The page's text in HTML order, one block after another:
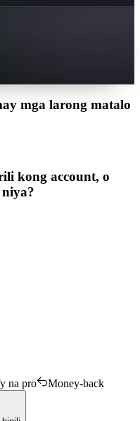
mga larong matalo
kong account, o
na pro Money-back